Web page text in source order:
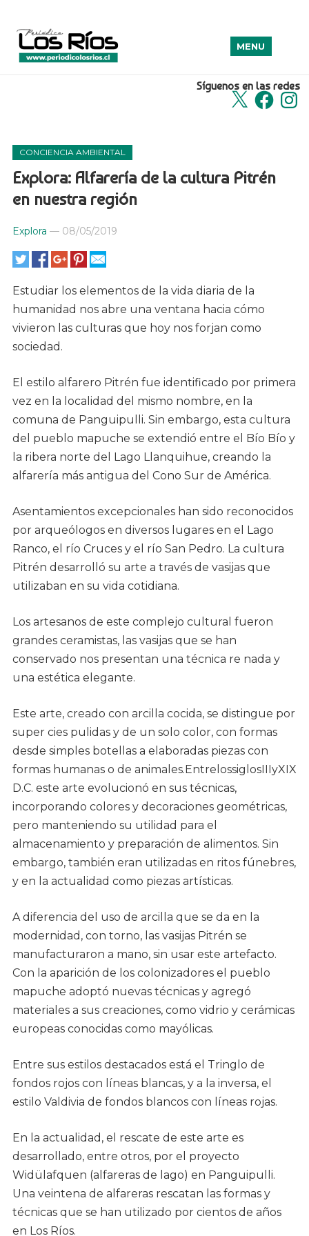
Síguenos en las redes
X Facebook
MENU
CONCIENCIA AMBIENTAL
Explora: Alfarería de la cultura Pitrén
en nuestra región
Explora — 08/05/2019
Estudiar los elementos de la vida diaria de la
humanidad nos abre una ventana hacia cómo
vivieron las culturas que hoy nos forjan como
sociedad.
El estilo alfarero Pitrén fue identificado por primera
vez en la localidad del mismo nombre, en la
comuna de Panguipulli. Sin embargo, esta cultura
del pueblo mapuche se extendió entre el Bío Bío y
la ribera norte del Lago Llanquihue, creando la
alfarería más antigua del Cono Sur de América.
Asentamientos excepcionales han sido reconocidos
por arqueólogos en diversos lugares en el Lago
Ranco, el río Cruces y el río San Pedro. La cultura
Pitrén desarrolló su arte a través de vasijas que
utilizaban en su vida cotidiana.
Los artesanos de este complejo cultural fueron
grandes ceramistas, las vasijas que se han
conservado nos presentan una técnica re nada y
una estética elegante.
Este arte, creado con arcilla cocida, se distingue por
super cies pulidas y de un solo color, con formas
desde simples botellas a elaboradas piezas con
formas humanas o de animales.EntrelossiglosIIIyXIX
D.C. este arte evolucionó en sus técnicas,
incorporando colores y decoraciones geométricas,
pero manteniendo su utilidad para el
almacenamiento y preparación de alimentos. Sin
embargo, también eran utilizadas en ritos fúnebres,
y en la actualidad como piezas artísticas.
A diferencia del uso de arcilla que se da en la
modernidad, con torno, las vasijas Pitrén se
manufacturaron a mano, sin usar este artefacto.
Con la aparición de los colonizadores el pueblo
mapuche adoptó nuevas técnicas y agregó
materiales a sus creaciones, como vidrio y cerámicas
europeas conocidas como mayólicas.
Entre sus estilos destacados está el Tringlo de
fondos rojos con líneas blancas, y a la inversa, el
estilo Valdivia de fondos blancos con líneas rojas.
En la actualidad, el rescate de este arte es
desarrollado, entre otros, por el proyecto
Widülafquen (alfareras de lago) en Panguipulli.
Una veintena de alfareras rescatan las formas y
técnicas que se han utilizado por cientos de años
en Los Ríos.